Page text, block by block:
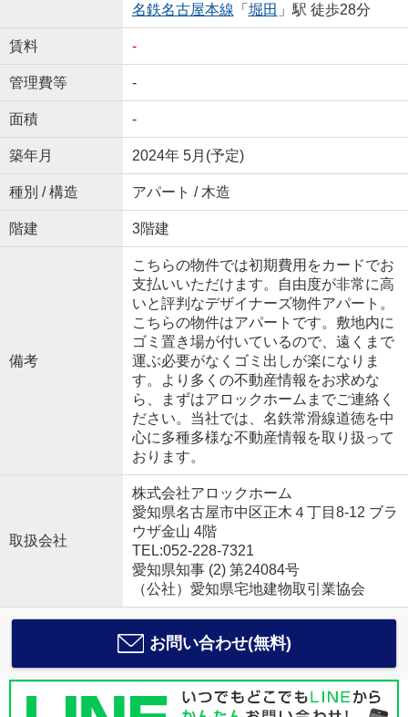
名鉄名古屋本線 「 堀田 」駅 徒歩28分
賃料 -
管理費等 -
面積 -
築年月 2024年 5月(予定)
種別 / 構造 アパート / 木造
階建 3階建
備考
こちらの物件では初期費用をカードでお
支払いいただけます。自由度が非常に高
いと評判なデザイナーズ物件アパート。
こちらの物件はアパートです。敷地内に
ゴミ置き場が付いているので、遠くまで
運ぶ必要がなくゴミ出しが楽になりま
す。より多くの不動産情報をお求めな
ら、まずはアロックホームまでご連絡く
ださい。当社では、名鉄常滑線道徳を中
心に多種多様な不動産情報を取り扱って
おります。
取扱会社
株式会社アロックホーム
愛知県名古屋市中区正木４丁目8-12 ブラ
ウザ金山 4階
TEL:052-228-7321
愛知県知事 (2) 第24084号
（公社）愛知県宅地建物取引業協会
お問い合わせ(無料)